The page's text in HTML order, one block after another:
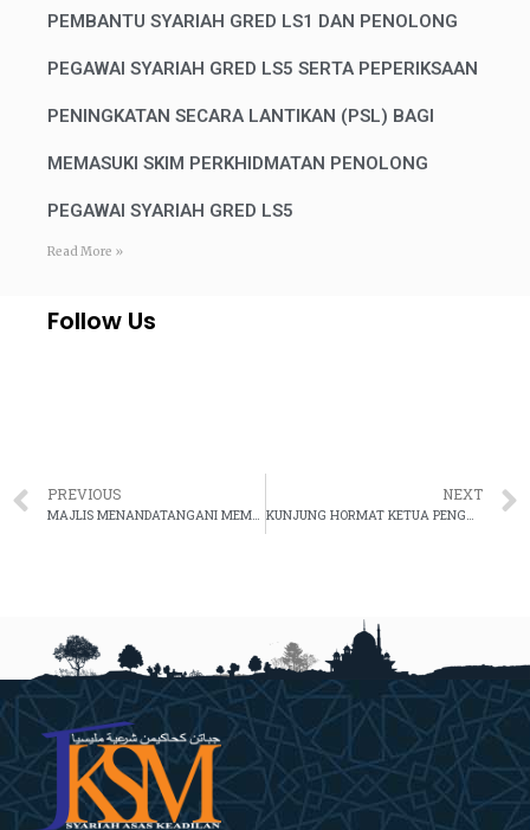
PEMBANTU SYARIAH GRED LS1 DAN PENOLONG
PEGAWAI SYARIAH GRED LS5 SERTA PEPERIKSAAN
PENINGKATAN SECARA LANTIKAN (PSL) BAGI
MEMASUKI SKIM PERKHIDMATAN PENOLONG
PEGAWAI SYARIAH GRED LS5
Read More »
Follow Us
PREVIOUS
MAJLIS MENANDATANGANI MEMORANDUM PERSEFAHAMAN DALAM BIDANG KEHAKIMAN SYARIAH ANTARA JABATAN KEHAKIMAN SYARIAH MALAYSIA DAN KERAJAAN BRUNEI DARUSSALAM SEMPENA RUNDINGAN PEMIMPIN TAHUNAN (ALC24)
NEXT
KUNJUNG HORMAT KETUA PENGARAH JKSM KE PEJABAT TIMBALAN KETUA PENGARAH PERKHIDMATAN AWAM (OPERASI), JPA